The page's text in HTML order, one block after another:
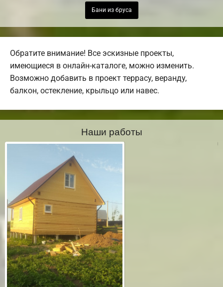
Бани из бруса
Обратите внимание! Все эскизные проекты,
имеющиеся в онлайн-каталоге, можно изменить.
Возможно добавить в проект террасу, веранду,
балкон, остекление, крыльцо или навес.
Наши работы